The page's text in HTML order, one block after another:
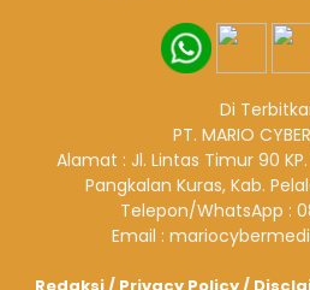
Di
PT. MARIO
Alamat : Jl. Lintas Timur 90 KP.
Pangkalan Kuras, Kab.
Telepon/WhatsApp :
Email :